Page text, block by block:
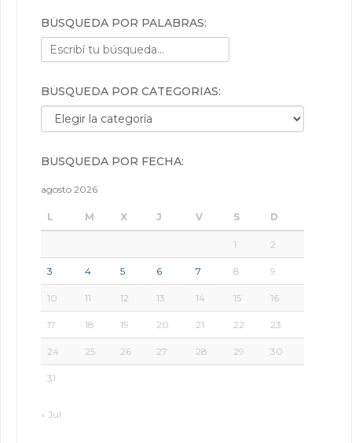
BÚSQUEDA POR PALABRAS:
BÚSQUEDA POR CATEGORÍAS:
Búsqueda por categorías:
BÚSQUEDA POR FECHA:
agosto 2026
L M X J V S D
1 2
3 4 5 6 7 8 9
10 11 12 13 14 15 16
17 18 19 20 21 22 23
24 25 26 27 28 29 30
31
« Jul